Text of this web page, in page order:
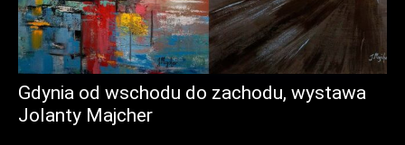
Gdynia od wschodu do zachodu, wystawa
Jolanty Majcher